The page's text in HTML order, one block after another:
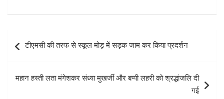
ce
o
o
k
st
d
o
n
ail ar
e
navigation
टीएमसी की तरफ से स्कूल मोड़ में सड़क जाम कर किया प्रदर्शन
महान हस्ती लता मंगेशकर संध्या मुखर्जी और बप्पी लहरी को श्रद्धांजलि दी
गई